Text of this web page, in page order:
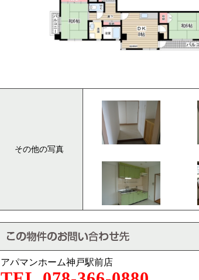
その他の写真
アパマンホーム神戸駅前店